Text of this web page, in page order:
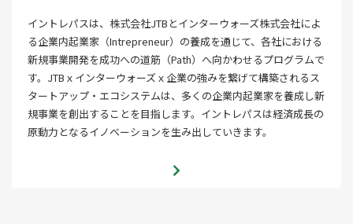
イントレパスは、株式会社JTBとインターウォーズ株式会社によ
る企業内起業家（Intrepreneur）の養成を通じて、各社における
新規事業開発を成功への道筋（Path）へ向かわせるプログラムで
す。JTBｘインターウォーズｘ企業の強みを繋げて構築されるス
タートアップ・エコシステムは、多くの企業内起業家を養成し新
規事業を創出することを目指します。イントレパスは経済成長の
原動力となるイノベーションを生み出していきます。